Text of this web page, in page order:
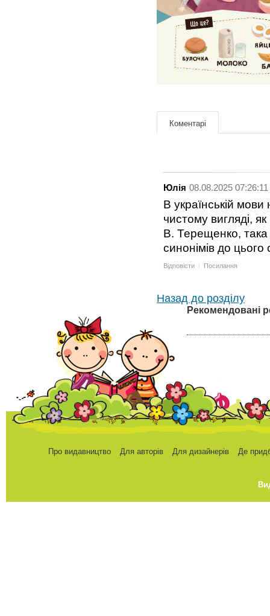
Коментарі
Юлія 08.08.2025 07:26:11
В українській
чистому вигляді,
В. Терещенко,
синонімів до цього
Відповісти Посилання
Назад до розділу
Рекомендовані
Про видавництво Для авторів Для дизайнерів Де